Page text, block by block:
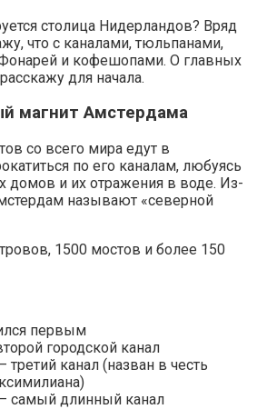
столица Нидерландов? Вряд
что с каналами, тюльпанами,
и кофешопами. О главных
для начала.
магнит Амстердама
со всего мира едут в
по его каналам, любуясь
домов и их отражения в воде. Из-
называют «северной
1500 мостов и более 150
первым
городской канал
третий канал (назван в честь
самый длинный канал